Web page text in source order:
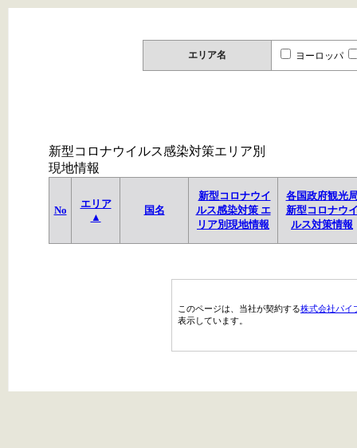
エリア名 ヨーロッパ
新型コロナウイルス感染対策エリア別
現地情報
No
エリア
▲
国名
新型コロナウイ
ルス感染対策 エ
リア別現地情報
各国政府観光
新型コロナウ
ルス対策情報
このページは、当社が契約する株式会社パイ
表示しています。